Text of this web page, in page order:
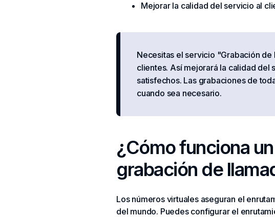
Mejorar la calidad del servicio al
Necesitas el servicio "Grabación
clientes. Así mejorará la calidad del
satisfechos. Las grabaciones de
cuando sea necesario.
¿Cómo funciona
grabación de
Los números virtuales aseguran el
del mundo. Puedes configurar el